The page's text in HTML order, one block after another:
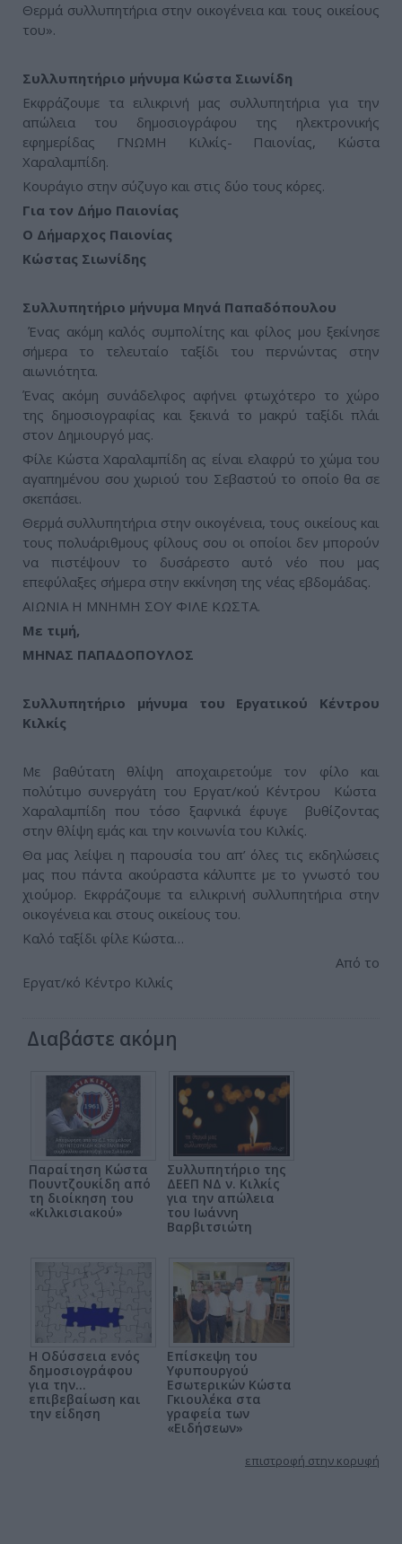
Θερμά συλλυπητήρια στην οικογένεια και τους οικείους
του».
Συλλυπητήριο μήνυμα Κώστα Σιωνίδη
Εκφράζουμε τα ειλικρινή μας συλλυπητήρια για την
απώλεια του δημοσιογράφου της ηλεκτρονικής
εφημερίδας ΓΝΩΜΗ Κιλκίς- Παιονίας, Κώστα
Χαραλαμπίδη.
Κουράγιο στην σύζυγο και στις δύο τους κόρες.
Για τον Δήμο Παιονίας
Ο Δήμαρχος Παιονίας
Κώστας Σιωνίδης
Συλλυπητήριο μήνυμα Μηνά Παπαδόπουλου
Ένας ακόμη καλός συμπολίτης και φίλος μου ξεκίνησε
σήμερα το τελευταίο ταξίδι του περνώντας στην
αιωνιότητα.
Ένας ακόμη συνάδελφος αφήνει φτωχότερο το χώρο
της δημοσιογραφίας και ξεκινά το μακρύ ταξίδι πλάι
στον Δημιουργό μας.
Φίλε Κώστα Χαραλαμπίδη ας είναι ελαφρύ το χώμα του
αγαπημένου σου χωριού του Σεβαστού το οποίο θα σε
σκεπάσει.
Θερμά συλλυπητήρια στην οικογένεια, τους οικείους και
τους πολυάριθμους φίλους σου οι οποίοι δεν μπορούν
να πιστέψουν το δυσάρεστο αυτό νέο που μας
επεφύλαξες σήμερα στην εκκίνηση της νέας εβδομάδας.
ΑΙΩΝΙΑ Η ΜΝΗΜΗ ΣΟΥ ΦΙΛΕ ΚΩΣΤΑ.
Με τιμή,
ΜΗΝΑΣ ΠΑΠΑΔΟΠΟΥΛΟΣ
Συλλυπητήριο μήνυμα του Εργατικού Κέντρου
Κιλκίς
Με βαθύτατη θλίψη αποχαιρετούμε τον φίλο και
πολύτιμο συνεργάτη του Εργατ/κού Κέντρου Κώστα
Χαραλαμπίδη που τόσο ξαφνικά έφυγε βυθίζοντας
στην θλίψη εμάς και την κοινωνία του Κιλκίς.
Θα μας λείψει η παρουσία του απ’ όλες τις εκδηλώσεις
μας που πάντα ακούραστα κάλυπτε με το γνωστό του
χιούμορ. Εκφράζουμε τα ειλικρινή συλλυπητήρια στην
οικογένεια και στους οικείους του.
Καλό ταξίδι φίλε Κώστα…
Από το
Εργατ/κό Κέντρο Κιλκίς
Διαβάστε ακόμη
Παραίτηση Κώστα
Πουντζουκίδη από
τη διοίκηση του
«Κιλκισιακού»
Συλλυπητήριο της
ΔΕΕΠ ΝΔ ν. Κιλκίς
για την απώλεια
του Ιωάννη
Βαρβιτσιώτη
Η Οδύσσεια ενός
δημοσιογράφου
για την…
επιβεβαίωση και
την είδηση
Επίσκεψη του
Υφυπουργού
Εσωτερικών Κώστα
Γκιουλέκα στα
γραφεία των
«Ειδήσεων»
επιστροφή στην κορυφή